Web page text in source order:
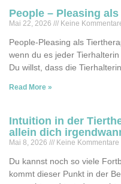
People – Pleasing
Mai 22, 2026 Keine
People-Pleasing als
wenn du es jeder
Du willst, dass die
Read More »
Intuition in der
allein dich
Mai 8, 2026 Keine Kommentare
Du kannst noch so viele
kommt dieser Punkt in der